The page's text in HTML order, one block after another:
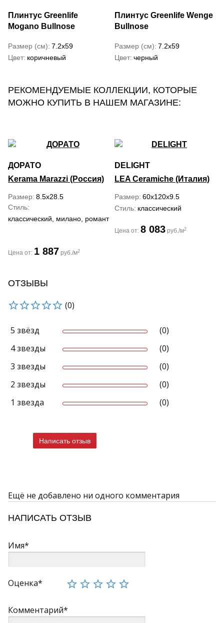
Плинтус Greenlife
Mogano Bullnose
Размер (см) 7.2x59
Цвет коричневый
Плинтус Greenlife Wenge
Bullnose
Размер (см) 7.2x59
Цвет черный
РЕКОМЕНДУЕМЫЕ КОЛЛЕКЦИИ, КОТОРЫЕ
МОЖНО КУПИТЬ В НАШЕМ МАГАЗИНЕ:
ДОРАТО
Kerama Marazzi (Россия)
Размер 8.5x28.5
Стиль
классический, милано, романтизм, современный
Цена от: 1 887 руб./м2
DELIGHT
LEA Ceramiche (Италия)
Размер 60x120x9.5
Стиль классический
Цена от: 8 083 руб./м2
ОТЗЫВЫ
(0)
5 звёзд
(0)
4 звезды
(0)
3 звезды
(0)
2 звезды
(0)
1 звезда
(0)
Написать отзыв
Ещё не добавлено ни одного комментария
НАПИСАТЬ ОТЗЫВ
Имя*
Оценка*
Комментарий*